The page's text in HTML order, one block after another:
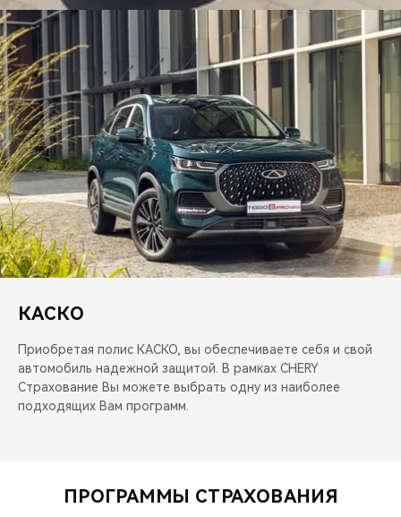
CHERY И СПОРТ
НАШИ МЕРОПРИЯТИЯ
ВИДЕООБЗОРЫ
CHERY ДЛЯ ДЕТЕЙ
КАСКО
Приобретая полис КАСКО, вы обеспечиваете себя и свой
автомобиль надежной защитой. В рамках CHERY
Страхование Вы можете выбрать одну из наиболее
подходящих Вам программ.
ПРОГРАММЫ СТРАХОВАНИЯ